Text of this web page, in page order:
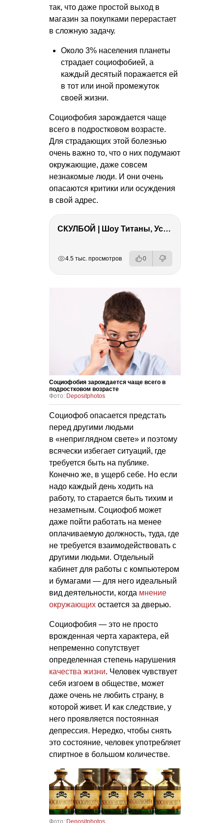
так, что даже простой выход в
магазин за покупками перерастает
в сложную задачу.
Около 3% населения планеты
страдает социофобией, а
каждый десятый поражается ей
в тот или иной промежуток
своей жизни.
Социофобия зарождается чаще
всего в подростковом возрасте.
Для страдающих этой болезнью
очень важно то, что о них подумают
окружающие, даже совсем
незнакомые люди. И они очень
опасаются критики или осуждения
в свой адрес.
СКУЛБОЙ | Шоу Титаны, Усейн Болт, Ларрат, Зашквар!
4.5 тыс. просмотров 0
Социофобия зарождается чаще всего в
подростковом возрасте
Фото: Depositphotos
Социофоб опасается предстать
перед другими людьми
в «неприглядном свете» и поэтому
всячески избегает ситуаций, где
требуется быть на публике.
Конечно же, в ущерб себе. Но если
надо каждый день ходить на
работу, то старается быть тихим и
незаметным. Социофоб может
даже пойти работать на менее
оплачиваемую должность, туда, где
не требуется взаимодействовать с
другими людьми. Отдельный
кабинет для работы с компьютером
и бумагами — для него идеальный
вид деятельности, когда мнение
окружающих остается за дверью.
Социофобия — это не просто
врожденная черта характера, ей
непременно сопутствует
определенная степень нарушения
качества жизни. Человек чувствует
себя изгоем в обществе, может
даже очень не любить страну, в
которой живет. И как следствие, у
него проявляется постоянная
депрессия. Нередко, чтобы снять
это состояние, человек употребляет
спиртное в большом количестве.
Фото: Depositphotos